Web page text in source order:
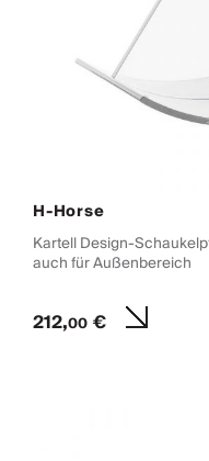
H-Horse
Kartell Design-
auch für Außenbereich
212,00€